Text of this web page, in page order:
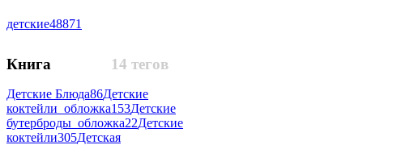
детские48871
14 тегов
Книга
Детские Блюда86Детские
коктейли_обложка153Детские
бутерброды_обложка22Детские
коктейли305Детская